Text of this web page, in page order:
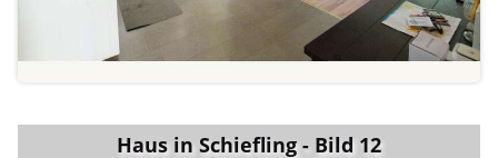
Haus in Schiefling - Bild 12